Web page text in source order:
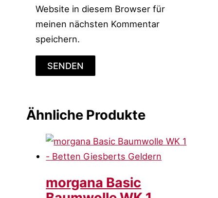
Website in diesem Browser für
meinen nächsten Kommentar
speichern.
Ähnliche Produkte
morgana Basic